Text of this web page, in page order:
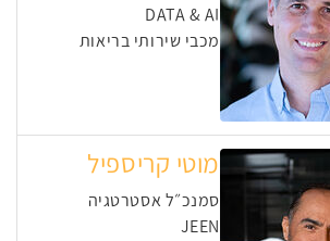
DATA & AI
מכבי שירותי בריאות
מוטי קריספיל
סמנכ״ל אסטרטגיה
JEEN